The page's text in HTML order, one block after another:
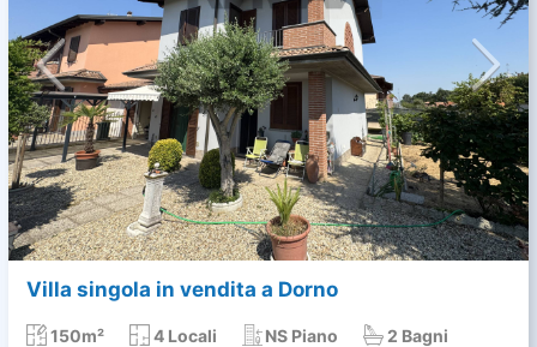
Villa singola in vendita a Dorno
150m² 4 Locali NS Piano 2 Bagni